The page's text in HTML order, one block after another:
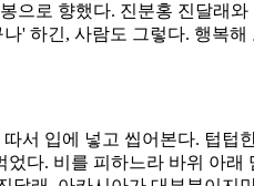
으로 향했다. 진분홍 진달래
' 하긴, 사람도 그렇다. 행복
서 입에 넣고 씹어본다. 텁텁
었다. 비를 피하느라 바위 아